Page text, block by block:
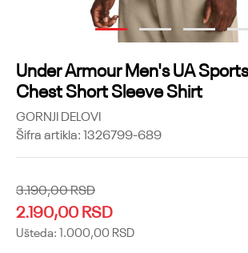
1 2 3 4
Under Armour Men's UA
Chest Short Sleeve Shirt
GORNJI DELOVI
Šifra artikla:1326799-689
3.190,00RSD
2.190,00RSD
Ušteda: 1.000,00 RSD